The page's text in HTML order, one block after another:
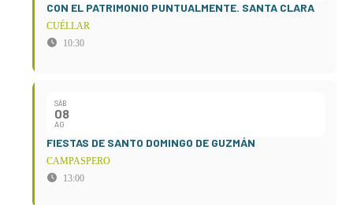
CON EL PATRIMONIO PUNTUALMENTE. SANTA CLARA
CUÉLLAR
10:30
SÁB
08
AG
FIESTAS DE SANTO DOMINGO DE GUZMÁN
CAMPASPERO
13:00